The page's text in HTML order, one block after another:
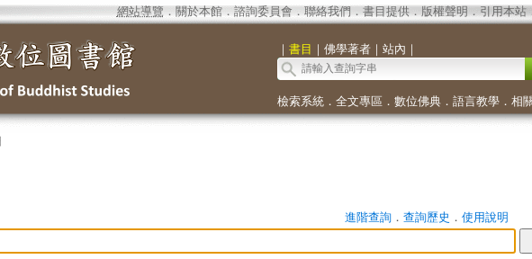
網站導覽 ． 關於本館． 諮詢委員會． 聯絡我們 ． 書目提供． 版權聲明 ． 引用本站．
｜ 書目 ｜ 佛學著者｜ 站內 ｜
檢索系統． 全文專區 ． 數位佛典． 語言教學． 相
進階查詢． 查詢歷史 ． 使用說明